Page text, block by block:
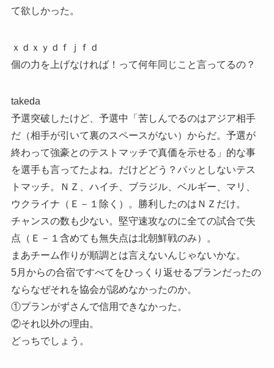
て欲しかった。
ｘｄｘｙｄｆｊｆｄ
個の力を上げなければ！って何年同じこと言ってるの？
takeda
予選突破したけど、予選中「苦しんでるのはアジア相手
だ（相手が引いて裏のスペースがない）からだ。予選が
終わって強豪とのテストマッチで真価を示せる」的な事
を選手も言ってたよね。だけどどう？パッとしないテス
トマッチ。ＮＺ、ハイチ、ブラジル、ベルギー、マリ、
ウクライナ（Ｅ－１除く）。勝利したのはＮＺだけ。
チャンスの数も少ない。堅守速攻なのに全ての試合で失
点（Ｅ－１含めても無失点は北朝鮮戦のみ）。
まあチーム作りが順調とは言えないんじゃないかな。
5月からの合宿ですべてをひっくり返せるプランだったの
ならなぜそれを協会が認めなかったのか。
①プランがずさんで信用できなかった。
②それ以外の理由。
どっちでしょう。